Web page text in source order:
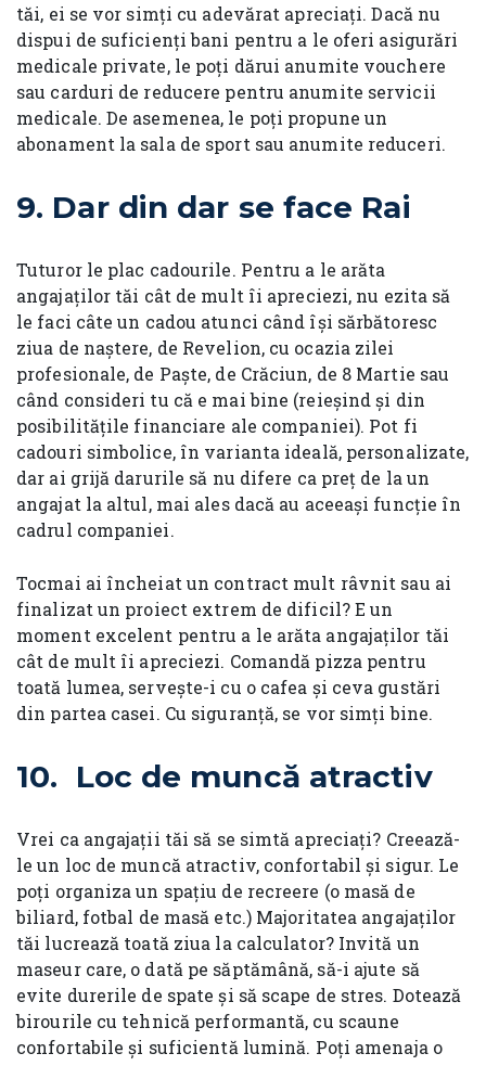
tăi, ei se vor simți cu adevărat apreciați. Dacă nu
dispui de suficienți bani pentru a le oferi asigurări
medicale private, le poți dărui anumite vouchere
sau carduri de reducere pentru anumite servicii
medicale. De asemenea, le poți propune un
abonament la sala de sport sau anumite reduceri.
9. Dar din dar se face Rai
Tuturor le plac cadourile. Pentru a le arăta
angajaților tăi cât de mult îi apreciezi, nu ezita să
le faci câte un cadou atunci când își sărbătoresc
ziua de naștere, de Revelion, cu ocazia zilei
profesionale, de Paște, de Crăciun, de 8 Martie sau
când consideri tu că e mai bine (reieșind și din
posibilitățile financiare ale companiei). Pot fi
cadouri simbolice, în varianta ideală, personalizate,
dar ai grijă darurile să nu difere ca preț de la un
angajat la altul, mai ales dacă au aceeași funcție în
cadrul companiei.
Tocmai ai încheiat un contract mult râvnit sau ai
finalizat un proiect extrem de dificil? E un
moment excelent pentru a le arăta angajaților tăi
cât de mult îi apreciezi. Comandă pizza pentru
toată lumea, servește-i cu o cafea și ceva gustări
din partea casei. Cu siguranță, se vor simți bine.
10. Loc de muncă atractiv
Vrei ca angajații tăi să se simtă apreciați? Creează-
le un loc de muncă atractiv, confortabil și sigur. Le
poți organiza un spațiu de recreere (o masă de
biliard, fotbal de masă etc.) Majoritatea angajaților
tăi lucrează toată ziua la calculator? Invită un
maseur care, o dată pe săptămână, să-i ajute să
evite durerile de spate și să scape de stres. Dotează
birourile cu tehnică performantă, cu scaune
confortabile și suficientă lumină. Poți amenaja o